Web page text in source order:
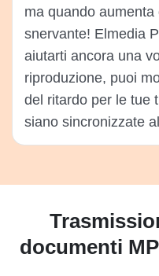
ma quando
snervante! Elmedia
aiutarti ancora una
riproduzione, puoi
del ritardo per le tue
siano sincronizzate
documenti